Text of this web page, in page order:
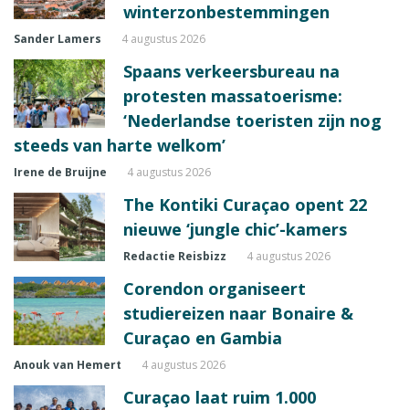
winterzonbestemmingen
Sander Lamers 4 augustus 2026
Spaans verkeersbureau na
protesten massatoerisme:
‘Nederlandse toeristen zijn nog
steeds van harte welkom’
Irene de Bruijne 4 augustus 2026
The Kontiki Curaçao opent 22
nieuwe ‘jungle chic’-kamers
Redactie Reisbizz 4 augustus 2026
Corendon organiseert
studiereizen naar Bonaire &
Curaçao en Gambia
Anouk van Hemert 4 augustus 2026
Curaçao laat ruim 1.000